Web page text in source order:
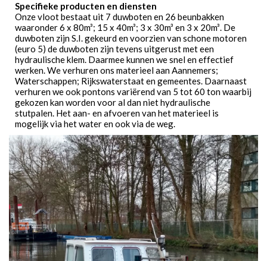
Specifieke producten en diensten
Onze vloot bestaat uit 7 duwboten en 26 beunbakken
waaronder 6 x 80m³; 15 x 40m³; 3 x 30m³ en 3 x 20m³. De
duwboten zijn S.I. gekeurd en voorzien van schone motoren
(euro 5) de duwboten zijn tevens uitgerust met een
hydraulische klem. Daarmee kunnen we snel en effectief
werken. We verhuren ons materieel aan Aannemers;
Waterschappen; Rijkswaterstaat en gemeentes. Daarnaast
verhuren we ook pontons variërend van 5 tot 60 ton waarbij
gekozen kan worden voor al dan niet hydraulische
stutpalen. Het aan- en afvoeren van het materieel is
mogelijk via het water en ook via de weg.